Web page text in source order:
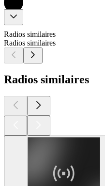
Radios similaires
Radios similaires
Radios similaires